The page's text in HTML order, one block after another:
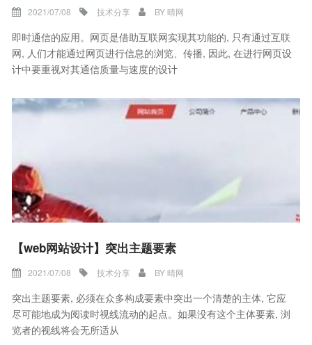
2021/07/08 技术分享 BY晴网
即时通信的应用。网页是借助互联网实现其功能的, 只有通过互联
网, 人们才能通过网页进行信息的浏览、传播, 因此, 在进行网页设
计中要重视对其通信质量与速度的设计
【web网站设计】突出主题要素
2021/07/08 技术分享 BY晴网
突出主题要素, 必须在众多构成要素中突出一个清楚的主体, 它应
尽可能地成为阅读时视线流动的起点。如果没有这个主体要素, 浏
览者的视线将会无所适从